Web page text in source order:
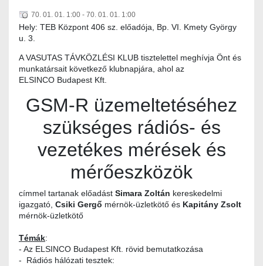
70. 01. 01. 1:00 - 70. 01. 01. 1:00
Hely: TEB Központ 406 sz. előadója, Bp. VI. Kmety György
u. 3.
A VASUTAS TÁVKÖZLÉSI KLUB tisztelettel meghívja Önt és
munkatársait következő klubnapjára, ahol az
ELSINCO Budapest Kft.
GSM-R üzemeltetéséhez
szükséges rádiós- és
vezetékes mérések és
mérőeszközök
címmel tartanak előadást Simara Zoltán kereskedelmi
igazgató, Csiki Gergő mérnök-üzletkötő és Kapitány Zsolt
mérnök-üzletkötő
Témák:
- Az ELSINCO Budapest Kft. rövid bemutatkozása
- Rádiós hálózati tesztek: